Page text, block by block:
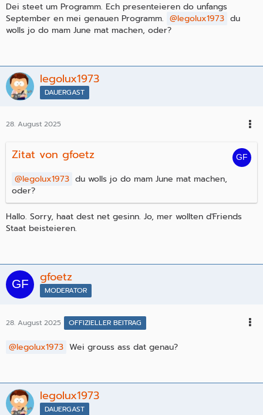
Dei steet um Programm. Ech presenteieren do unfangs
September en mei genauen Programm.
legolux1973 du
wolls jo do mam June mat machen, oder?
legolux1973
DAUERGAST
28. August 2025
Zitat von gfoetz
legolux1973 du wolls jo do mam June mat machen,
oder?
Hallo. Sorry, haat dest net gesinn. Jo, mer wollten d'Friends
Staat beisteieren.
gfoetz
MODERATOR
28. August 2025 OFFIZIELLER BEITRAG
legolux1973 Wei grouss ass dat genau?
legolux1973
DAUERGAST